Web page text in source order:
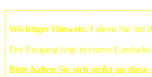
Wichtiger Hinweis: Fahren Sie mit
Der Eingang liegt in einem
Bitte halten Sie sich strikt an